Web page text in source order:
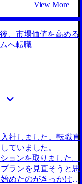
い・考えられないと
口さんのマンツーマ
がら進められ、また
には自信をもって面
んの業界知見の深
チベーションを安定
界知見はビヘイビア
。 前職の都合で出
れず面接に臨んでし
めにも事前の体調管
す。 転職前は年収
する結果となりまし
という思いが強まっ
改善に深く関わるこ
の転職を検討してい
らM&A仲介会社を
業務は、企業経営
を読み解く必要があ
もコンサルタントに
トとMyVisionさん
先述の通り、当初
聞くことにしまし
外の選択肢として提
れたことが、
中で自身のキャリア
マッチした仕事を
View More
、市場価値を高める
へ転職
社しました。転職直
ていました。
ョンを取りました。
ランを見直そうと思
めたのがきっかけで